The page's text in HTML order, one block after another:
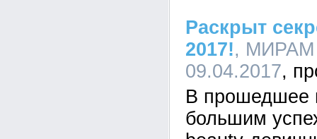
Раскрыт
2017!, МИРАМ
09.04.2017
В прошедшее
большим